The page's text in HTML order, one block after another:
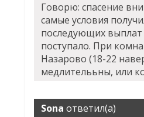
Говорю: спасение
самые условия
последующих выплат
поступало. При
Назарово (18-22
медлителььны, или
Sona ответил(а)